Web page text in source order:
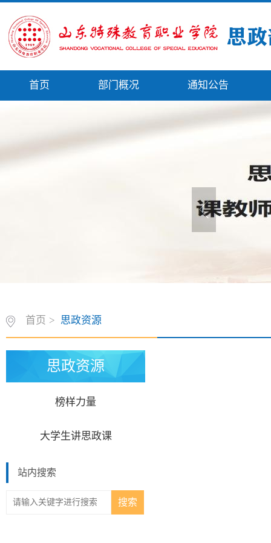
首页 部门概况 通知公告
首页 > 思政资源
思政资源
榜样力量
大学生讲思政课
站内搜索